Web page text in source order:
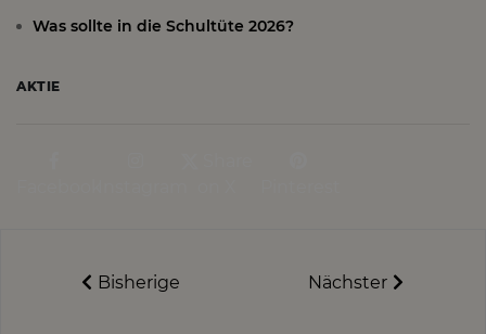
Was sollte in die Schultüte 2026?
AKTIE
Bisherige Nächster